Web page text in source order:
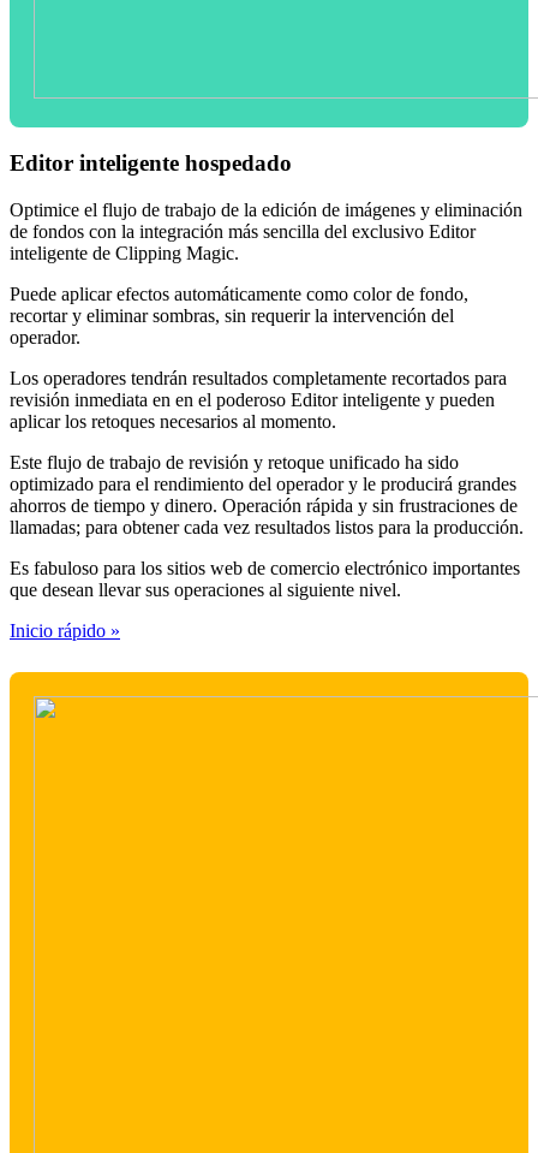
Editor inteligente hospedado
Optimice el flujo de trabajo de la edición de imágenes y eliminación
de fondos con la integración más sencilla del exclusivo Editor
inteligente de Clipping Magic.
Puede aplicar efectos automáticamente como color de fondo,
recortar y eliminar sombras, sin requerir la intervención del
operador.
Los operadores tendrán resultados completamente recortados para
revisión inmediata en en el poderoso Editor inteligente y pueden
aplicar los retoques necesarios al momento.
Este flujo de trabajo de revisión y retoque unificado ha sido
optimizado para el rendimiento del operador y le producirá grandes
ahorros de tiempo y dinero. Operación rápida y sin frustraciones de
llamadas; para obtener cada vez resultados listos para la producción.
Es fabuloso para los sitios web de comercio electrónico importantes
que desean llevar sus operaciones al siguiente nivel.
Inicio rápido »